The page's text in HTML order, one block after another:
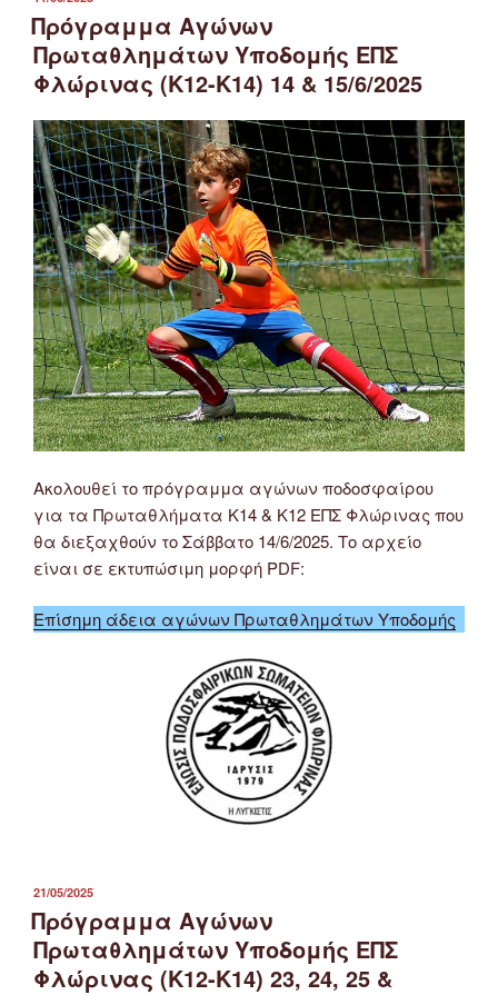
ΣΤΙΣ
Πρόγραμμα Αγώνων
Πρωταθλημάτων Υποδομής ΕΠΣ
Φλώρινας (Κ12-Κ14) 14 & 15/6/2025
Ακολουθεί το πρόγραμμα αγώνων ποδοσφαίρου
για τα Πρωταθλήματα Κ14 & Κ12 ΕΠΣ Φλώρινας που
θα διεξαχθούν το Σάββατο 14/6/2025. Το αρχείο
είναι σε εκτυπώσιμη μορφή PDF:
Επίσημη άδεια αγώνων Πρωταθλημάτων Υποδομής
ΔΗΜΟΣΙΕΎΤΗΚΕ
ΣΤΙΣ
21/05/2025
Πρόγραμμα Αγώνων
Πρωταθλημάτων Υποδομής ΕΠΣ
Φλώρινας (Κ12-Κ14) 23, 24, 25 &